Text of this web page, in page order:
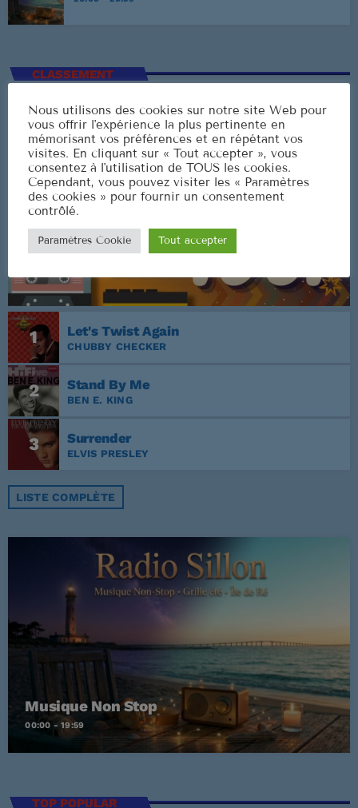
CLASSEMENT
1 Let's Twist Again
CHUBBY CHECKER
2 Stand By Me
BEN E. KING
3 Surrender
ELVIS PRESLEY
LISTE COMPLÈTE
Musique Non Stop
00:00 - 19:59
TOP POPULAR
Nous utilisons des cookies sur notre site Web pour
vous offrir l'expérience la plus pertinente en
mémorisant vos préférences et en répétant vos
visites. En cliquant sur « Tout accepter », vous
consentez à l'utilisation de TOUS les cookies.
Cependant, vous pouvez visiter les « Paramètres
des cookies » pour fournir un consentement
contrôlé.
Paramètres Cookie Tout accepter